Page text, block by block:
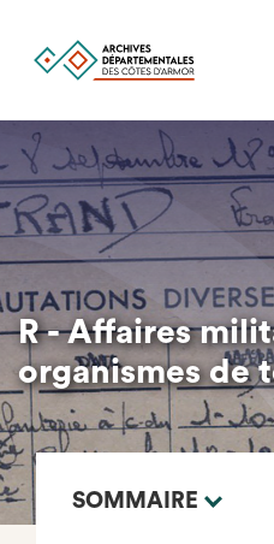
Aller
contenu
principal
R - Affaires
organismes de
SOMMAIRE